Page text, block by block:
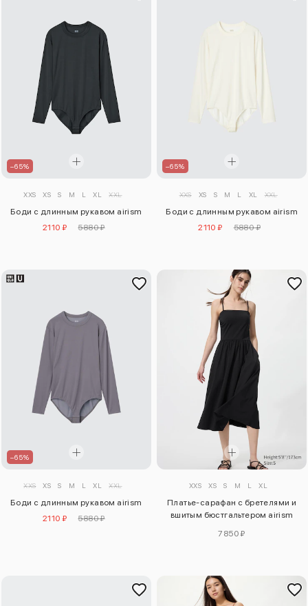
–65%
XXS XS S M L XL XXL
Боди с длинным рукавом airism
2110 ₽
5880 ₽
–65%
XXS XS S M L XL XXL
Боди с длинным рукавом airism
2110 ₽
5880 ₽
–65%
XXS XS S M L XL XXL
Боди с длинным рукавом airism
2110 ₽
5880 ₽
XXS XS S M L XL
Платье-сарафан с бретелями и
вшитым бюстгальтером airism
7850 ₽